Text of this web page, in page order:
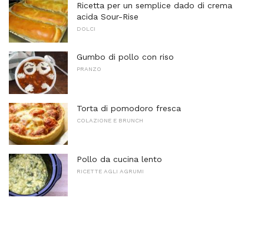
Ricetta per un semplice dado di crema
acida Sour-Rise
DOLCI
Gumbo di pollo con riso
PRANZO
Torta di pomodoro fresca
COLAZIONE E BRUNCH
Pollo da cucina lento
RICETTE AGLI AGRUMI